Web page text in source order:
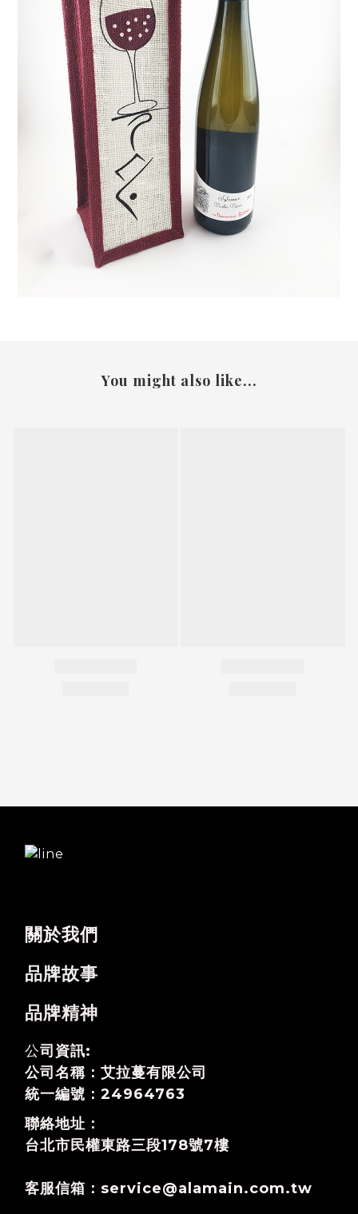
You might also like...
關於我們
品牌故事
品牌精神
公司資訊:
公司名稱：艾拉蔓有限公司
統一編號：24964763
聯絡地址：
台北市民權東路三段178號7樓
客服信箱：service@alamain.com.tw